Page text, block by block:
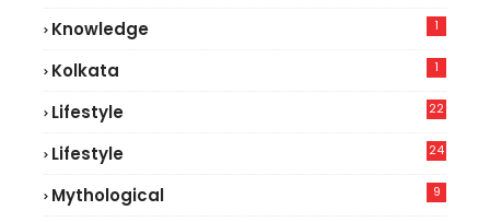
Knowledge 1
Kolkata 1
Lifestyle
22
Lifestyle
24
Mythological 9